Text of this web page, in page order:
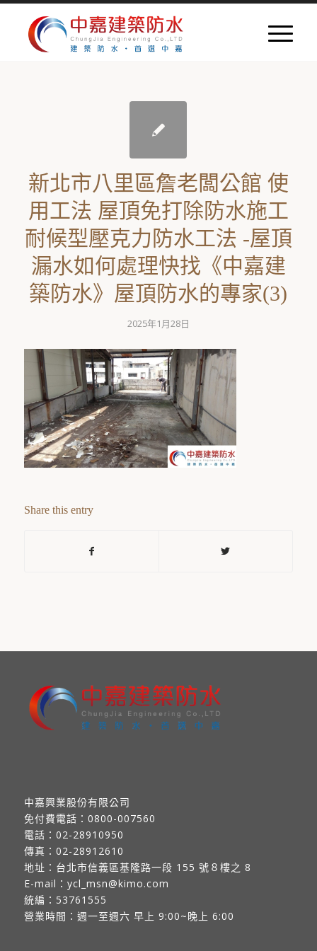
新北市八里區詹老闆公館 使
用工法 屋頂免打除防水施工
耐候型壓克力防水工法 -屋頂
漏水如何處理快找《中嘉建
築防水》屋頂防水的專家(3)
2025年1月28日
Share this entry
中嘉興業股份有限公司
免付費電話： 0800-007560
電話： 02-28910950
傳真： 02-28912610
地址： 台北市信義區基隆路一段 155 號８樓之 8
E-mail： ycl_msn@kimo.com
統編：53761555
營業時間：週一至週六 早上 9:00~晚上 6:00